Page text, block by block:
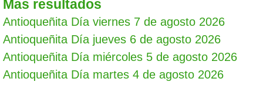
Mas resultados
Antioqueñita Día viernes 7 de agosto 2026
Antioqueñita Día jueves 6 de agosto 2026
Antioqueñita Día miércoles 5 de agosto 2026
Antioqueñita Día martes 4 de agosto 2026